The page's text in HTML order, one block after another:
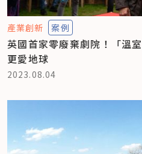
產業創新 案例
英國首家零廢棄劇院！「溫
更愛地球
2023.08.04